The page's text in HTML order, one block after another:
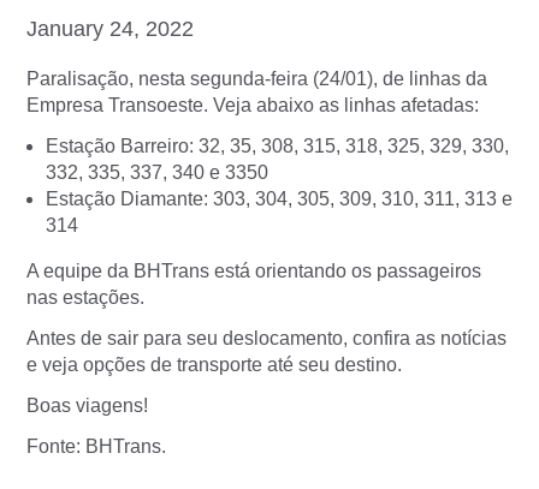
January 24, 2022
Paralisação, nesta segunda-feira (24/01), de linhas da
Empresa Transoeste. Veja abaixo as linhas afetadas:
Estação Barreiro: 32, 35, 308, 315, 318, 325, 329, 330,
332, 335, 337, 340 e 3350
Estação Diamante: 303, 304, 305, 309, 310, 311, 313 e
314
A equipe da BHTrans está orientando os passageiros
nas estações.
Antes de sair para seu deslocamento, confira as notícias
e veja opções de transporte até seu destino.
Boas viagens!
Fonte: BHTrans.